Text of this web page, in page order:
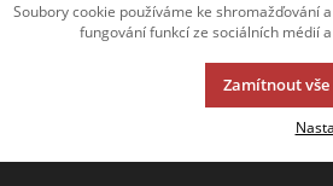
Soubory cookie používáme ke shromažďování
fungování funkcí ze sociálních médií
Zamítnout vše